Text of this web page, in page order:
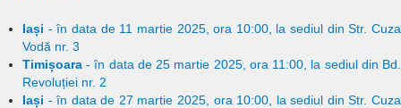
Iași - în data de 11 martie 2025, ora 10:00, la sediul din Str. Cuza
Vodă nr. 3
Timișoara - în data de 25 martie 2025, ora 11:00, la sediul din Bd.
Revoluției nr. 2
Iași - în data de 27 martie 2025, ora 10:00, la sediul din Str. Cuza